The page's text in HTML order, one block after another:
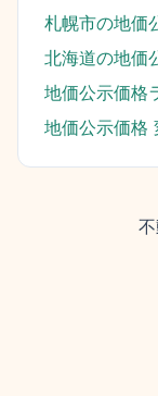
札幌市の地価
北海道の地価
地価公示価格
地価公示価格